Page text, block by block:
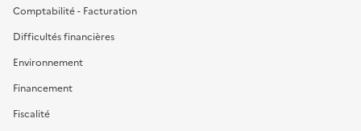
Comptabilité - Facturation
Difficultés financières
Environnement
Financement
Fiscalité